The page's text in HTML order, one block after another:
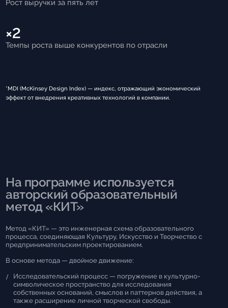
Рост выручки за пять лет
×2
Темпы роста выше конкурентов по отрасли
*MDI (McKinsey Design Index) — индекс, отражающий экономический
эффект от внедрения креативных технологий в компании.
На программе используется
авторский образовательный
метод «КИТ»
Метод «КИТ» — это инженерная схема образовательного
процесса, соединяющая Культуру, Искусство и Творчество с
предпринимательским проектированием.
В основе метода — двойное движение:
Исследовательский процесс — погружение в культурно-
символическое пространство для исследования
собственных оснований, смыслов и паттернов действия, а
также расширение личной творческой свободы.